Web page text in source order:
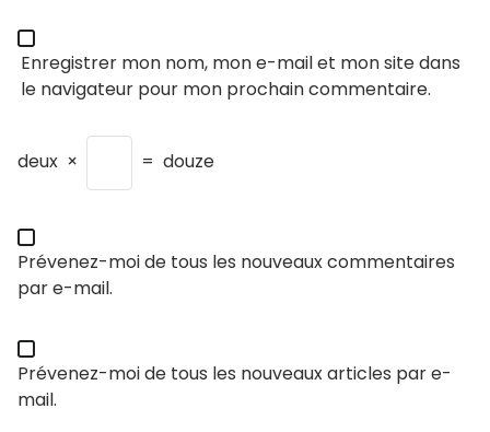
Enregistrer mon nom, mon e-mail et mon site dans
le navigateur pour mon prochain commentaire.
deux × = douze
Prévenez-moi de tous les nouveaux commentaires
par e-mail.
Prévenez-moi de tous les nouveaux articles par e-
mail.